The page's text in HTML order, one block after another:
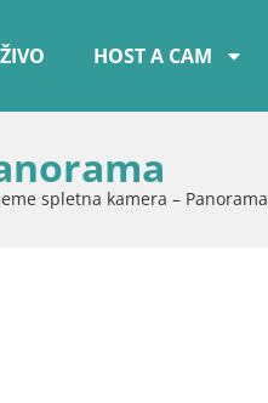
HOST A CAM
spletna kamera – Panorama